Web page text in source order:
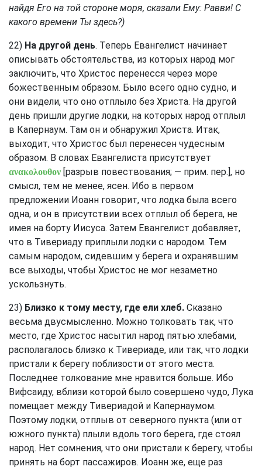
найдя Его на той стороне моря, сказали Ему: Равви! С
какого времени Ты здесь?)
22) На другой день. Теперь Евангелист начинает
описывать обстоятельства, из которых народ мог
заключить, что Христос перенесся через море
божественным образом. Было всего одно судно, и
они видели, что оно отплыло без Христа. На другой
день пришли другие лодки, на которых народ отплыл
в Капернаум. Там он и обнаружил Христа. Итак,
выходит, что Христос был перенесен чудесным
образом. В словах Евангелиста присутствует
ανακολουθον [разрыв повествования; — прим. пер.], но
смысл, тем не менее, ясен. Ибо в первом
предложении Иоанн говорит, что лодка была всего
одна, и он в присутствии всех отплыл об берега, не
имея на борту Иисуса. Затем Евангелист добавляет,
что в Тивериаду приплыли лодки с народом. Тем
самым народом, сидевшим у берега и охранявшим
все выходы, чтобы Христос не мог незаметно
ускользнуть.
23) Близко к тому месту, где ели хлеб. Сказано
весьма двусмысленно. Можно толковать так, что
место, где Христос насытил народ пятью хлебами,
располагалось близко к Тивериаде, или так, что лодки
пристали к берегу поблизости от этого места.
Последнее толкование мне нравится больше. Ибо
Вифсаиду, вблизи которой было совершено чудо, Лука
помещает между Тивериадой и Капернаумом.
Поэтому лодки, отплыв от северного пункта (или от
южного пункта) плыли вдоль того берега, где стоял
народ. Нет сомнения, что они пристали к берегу, чтобы
принять на борт пассажиров. Иоанн же, еще раз